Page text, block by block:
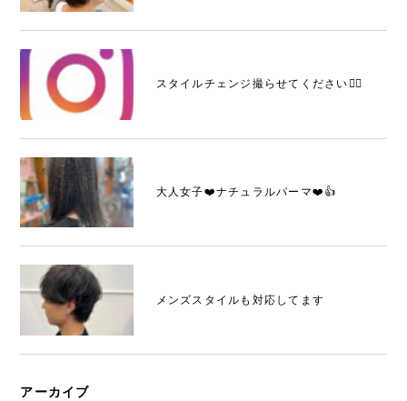
スタイルチェンジ撮らせてください🙆‍♂️
大人女子❤️ナチュラルパーマ❤️👍
メンズスタイルも対応してます
アーカイブ